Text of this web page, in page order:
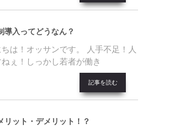
導入ってどうなん？
は！オッサンです。 人手不足！人
ぇ！しっかし若者が働き
記事を読む
リット・デメリット！？